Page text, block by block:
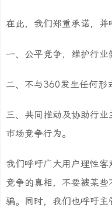
在此，我们郑重承诺，并
一、公平竞争，维护行业
二、不与360发生任何形
三、共同推动及协助行
市场竞争行为。
我们呼吁广大用户理性
竞争的真相，不要被某些
骗。同时，我们也呼吁